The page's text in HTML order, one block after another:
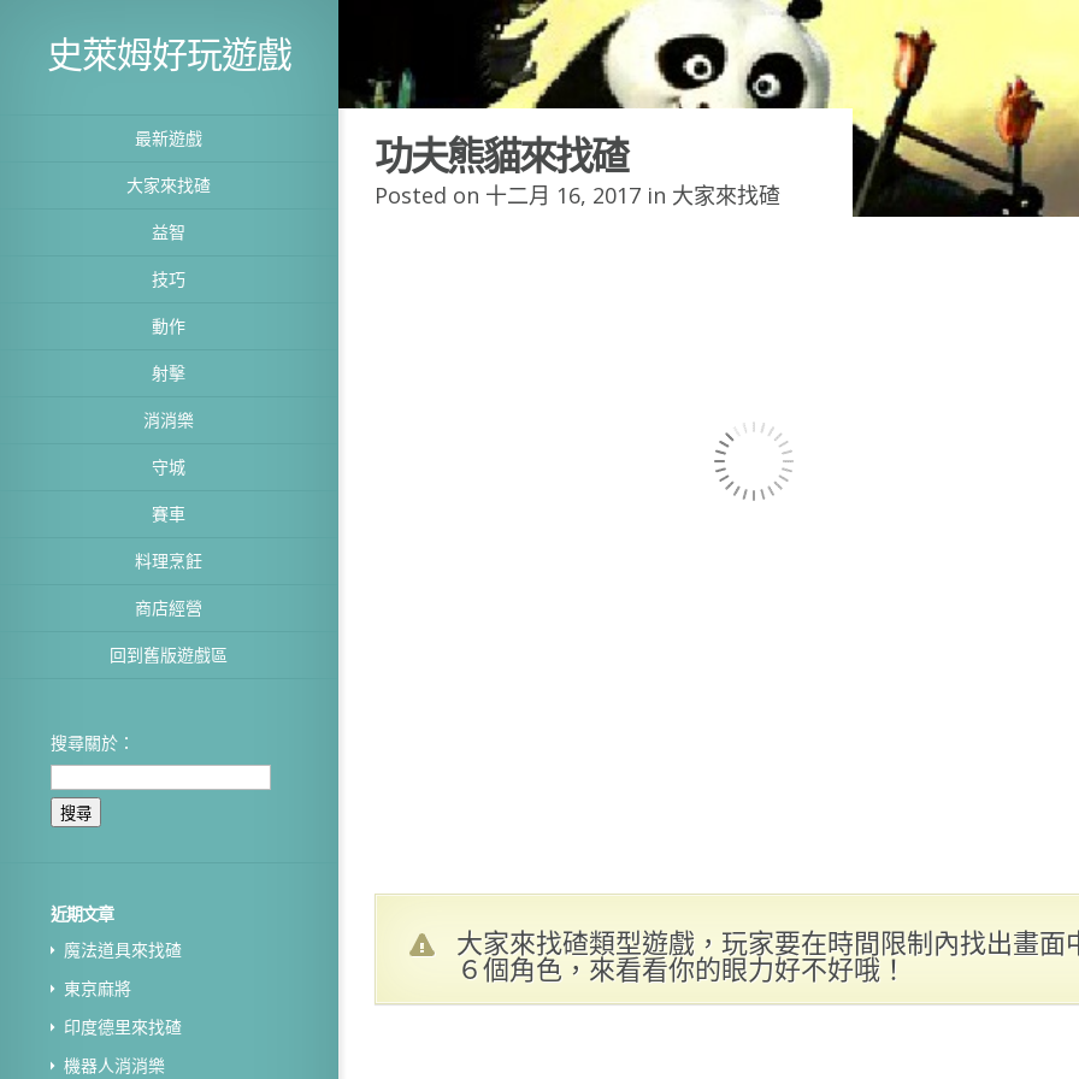
史萊姆好玩遊戲
最新遊戲
大家來找碴
益智
技巧
動作
射擊
消消樂
守城
賽車
料理烹飪
商店經營
回到舊版遊戲區
搜尋關於：
近期文章
魔法道具來找碴
東京麻將
印度德里來找碴
機器人消消樂
功夫熊貓來找碴
Posted on 十二月 16, 2017 in 大家來找碴
大家來找碴類型遊戲，玩家要在時間限制內找出畫面
６個角色，來看看你的眼力好不好哦！